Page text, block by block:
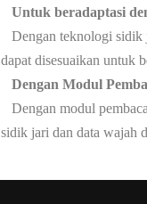
Untuk beradaptasi
Dengan teknologi sidik
dapat disesuaikan untuk
Dengan Modul
Dengan modul
sidik jari dan data wajah